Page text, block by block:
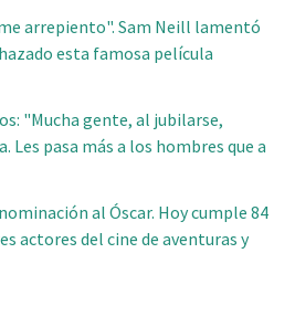
arrepiento". Sam Neill lamentó
esta famosa película
"Mucha gente, al jubilarse,
Les pasa más a los hombres que a
al Óscar. Hoy cumple 84
actores del cine de aventuras y